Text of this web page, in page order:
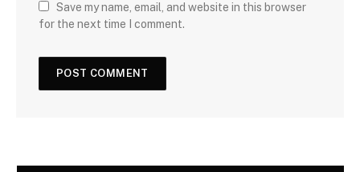
Save my name, email, and website in this browser
for the next time I comment.